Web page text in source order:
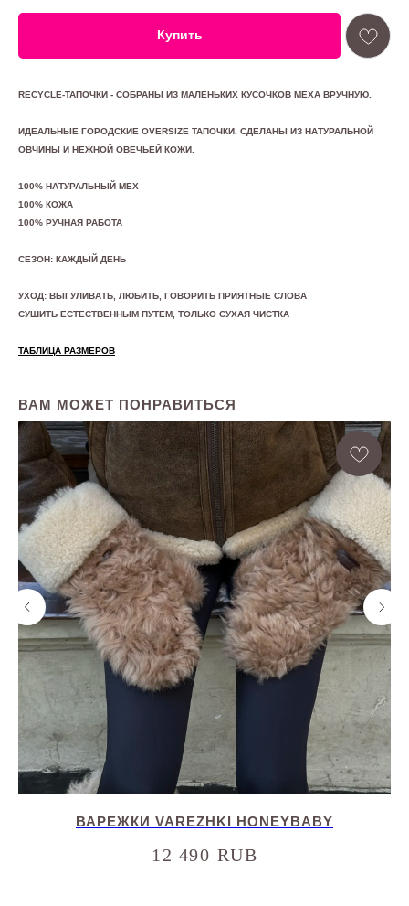
Купить
RECYCLE-ТАПОЧКИ - СОБРАНЫ ИЗ МАЛЕНЬКИХ КУСОЧКОВ МЕХА ВРУЧНУЮ.
ИДЕАЛЬНЫЕ ГОРОДСКИЕ OVERSIZE ТАПОЧКИ. СДЕЛАНЫ ИЗ НАТУРАЛЬНОЙ
ОВЧИНЫ И НЕЖНОЙ ОВЕЧЬЕЙ КОЖИ.
100% НАТУРАЛЬНЫЙ МЕХ
100% КОЖА
100% РУЧНАЯ РАБОТА
СЕЗОН: КАЖДЫЙ ДЕНЬ
УХОД: ВЫГУЛИВАТЬ, ЛЮБИТЬ, ГОВОРИТЬ ПРИЯТНЫЕ СЛОВА
СУШИТЬ ЕСТЕСТВЕННЫМ ПУТЕМ, ТОЛЬКО СУХАЯ ЧИСТКА
ТАБЛИЦА РАЗМЕРОВ
ВАМ МОЖЕТ ПОНРАВИТЬСЯ
ВАРЕЖКИ VAREZHKI HONEYBABY
12 490 RUB